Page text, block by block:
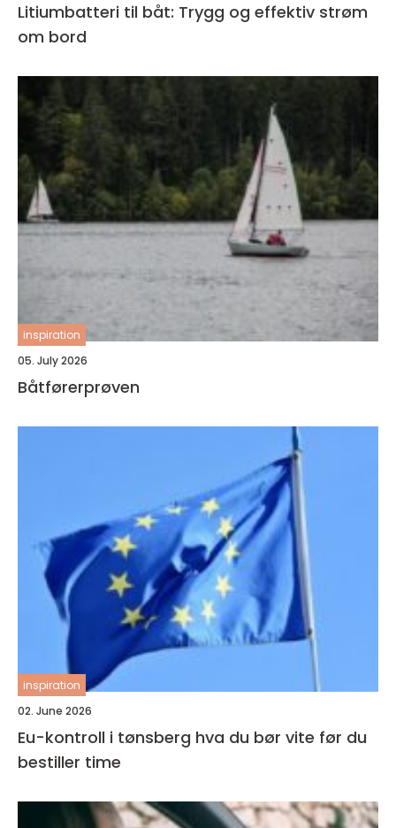
Litiumbatteri til båt: Trygg og effektiv strøm
om bord
inspiration
05. July 2026
Båtførerprøven
inspiration
02. June 2026
Eu-kontroll i tønsberg hva du bør vite før du
bestiller time